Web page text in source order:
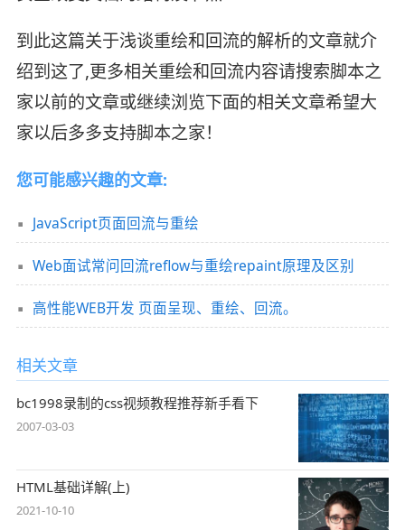
到此这篇关于浅谈重绘和回流的解析的文章就介
绍到这了,更多相关重绘和回流内容请搜索脚本之
家以前的文章或继续浏览下面的相关文章希望大
家以后多多支持脚本之家！
您可能感兴趣的文章:
JavaScript页面回流与重绘
Web面试常问回流reflow与重绘repaint原理及区别
高性能WEB开发 页面呈现、重绘、回流。
相关文章
bc1998录制的css视频教程推荐新手看下
2007-03-03
HTML基础详解(上)
2021-10-10